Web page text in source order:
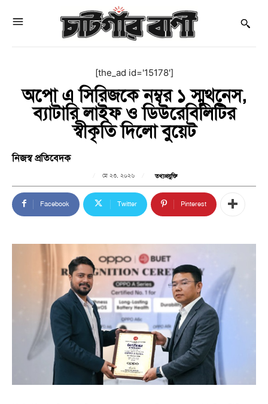
[the_ad id='15178']
অপো এ সিরিজকে নম্বর ১ স্মুথনেস,
ব্যাটারি লাইফ ও ডিউরেবিলিটির
স্বীকৃতি দিলো বুয়েট
নিজস্ব প্রতিবেদক
মে ২৩, ২০২৬ তথ্যপ্রযুক্তি
Facebook Twitter Pinterest